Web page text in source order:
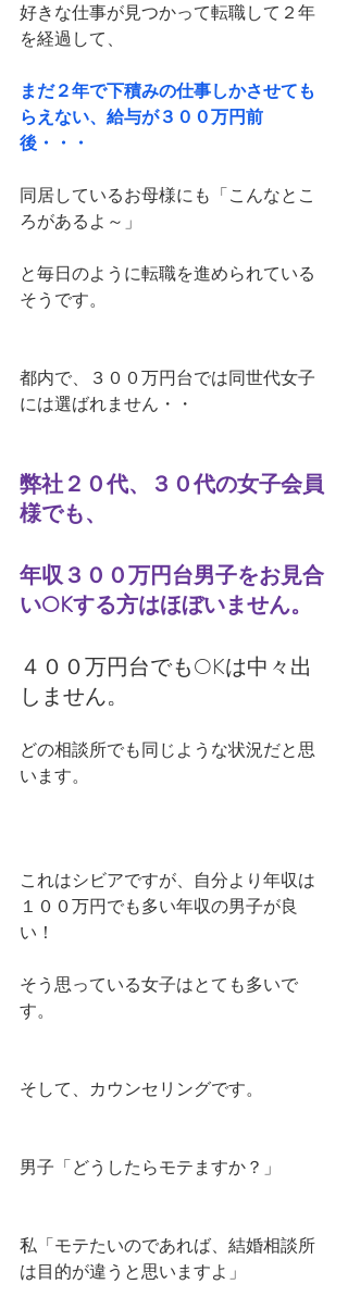
好きな仕事が見つかって転職して２年
を経過して、
まだ２年で下積みの仕事しかさせても
らえない、給与が３００万円前
後・・・
同居しているお母様にも「こんなとこ
ろがあるよ～」
と毎日のように転職を進められている
そうです。
都内で、３００万円台では同世代女子
には選ばれません・・
弊社２０代、３０代の女子会員
様でも、
年収３００万円台男子をお見合
いOKする方はほぼいません。
４００万円台でもOKは中々出
しません。
どの相談所でも同じような状況だと思
います。
これはシビアですが、自分より年収は
１００万円でも多い年収の男子が良
い！
そう思っている女子はとても多いで
す。
そして、カウンセリングです。
男子「どうしたらモテますか？」
私「モテたいのであれば、結婚相談所
は目的が違うと思いますよ」